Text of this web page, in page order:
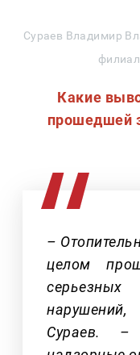
Сураев Владимир
Какие
прошедшей
–
целом
Сураев. –